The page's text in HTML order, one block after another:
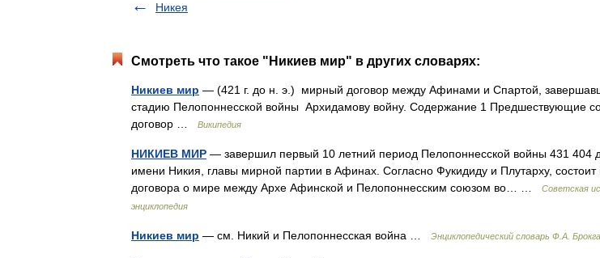
Никея
Смотреть что такое "Никиев мир" в других словарях:
Никиев мир — (421 г. до н. э.) мирный договор между Афинами и Спартой,
стадию Пелопоннесской войны Архидамову войну. Содержание 1 Предшествующие
договор …
Википедия
НИКИЕВ МИР — завершил первый 10 летний период Пелопоннесской войны 431 404
имени Никия, главы мирной партии в Афинах. Согласно Фукидиду и Плутарху, состоит
договора о мире между Архе Афинской и Пелопоннесским союзом во… …
Советская
энциклопедия
Никиев мир — см. Никий и Пелопоннесская война … Энциклопедический словарь Ф.А.